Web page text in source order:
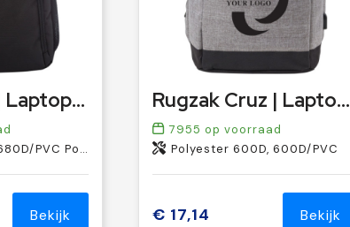
Rugzak Ivan | Laptop 15" | 18 l
PVC Polyester
Bekijk
Rugzak Cruz | Laptop 13" | 10 l
7955 op voorraad
Polyester 600D, 600D/PVC
€ 17,14 Bekijk